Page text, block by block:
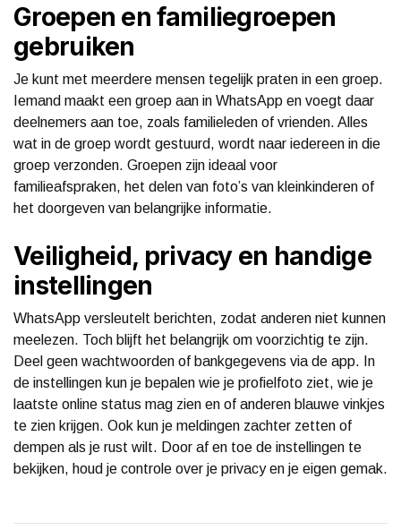
Groepen en familiegroepen
gebruiken
Je kunt met meerdere mensen tegelijk praten in een groep.
Iemand maakt een groep aan in WhatsApp en voegt daar
deelnemers aan toe, zoals familieleden of vrienden. Alles
wat in de groep wordt gestuurd, wordt naar iedereen in die
groep verzonden. Groepen zijn ideaal voor
familieafspraken, het delen van foto’s van kleinkinderen of
het doorgeven van belangrijke informatie.
Veiligheid, privacy en handige
instellingen
WhatsApp versleutelt berichten, zodat anderen niet kunnen
meelezen. Toch blijft het belangrijk om voorzichtig te zijn.
Deel geen wachtwoorden of bankgegevens via de app. In
de instellingen kun je bepalen wie je profielfoto ziet, wie je
laatste online status mag zien en of anderen blauwe vinkjes
te zien krijgen. Ook kun je meldingen zachter zetten of
dempen als je rust wilt. Door af en toe de instellingen te
bekijken, houd je controle over je privacy en je eigen gemak.